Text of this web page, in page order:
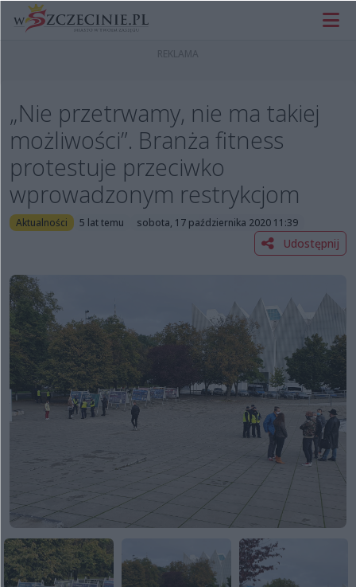
„Nie przetrwamy, nie ma takiej
możliwości”. Branża fitness
protestuje przeciwko
wprowadzonym restrykcjom
Aktualności 5 lat temu sobota, 17 października 2020 11:39
Udostępnij